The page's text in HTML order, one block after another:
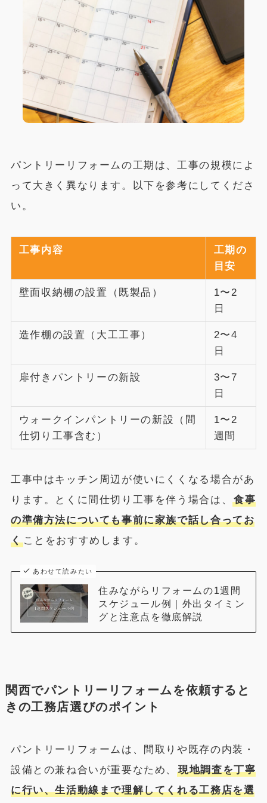
パントリーリフォームの工期は、工事の規模によ
って大きく異なります。以下を参考にしてくださ
い。
工事内容
工期の
目安
壁面収納棚の設置（既製品）
1〜2
日
造作棚の設置（大工工事）
2〜4
日
扉付きパントリーの新設
3〜7
日
ウォークインパントリーの新設（間
仕切り工事含む）
1〜2
週間
工事中はキッチン周辺が使いにくくなる場合があ
ります。とくに間仕切り工事を伴う場合は、食事
の準備方法についても事前に家族で話し合ってお
くことをおすすめします。
あわせて読みたい
住みながらリフォームの1週間
スケジュール例｜外出タイミン
グと注意点を徹底解説
関西でパントリーリフォームを依頼すると
きの工務店選びのポイント
パントリーリフォームは、間取りや既存の内装・
設備との兼ね合いが重要なため、現地調査を丁寧
に行い、生活動線まで理解してくれる工務店を選